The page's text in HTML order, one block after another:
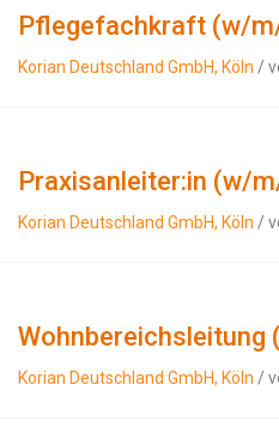
Pflegefachkraft (w/
Korian Deutschland GmbH, Köln /
Praxisanleiter:in (w/
Korian Deutschland GmbH, Köln /
Wohnbereichsleitung
Korian Deutschland GmbH, Köln /